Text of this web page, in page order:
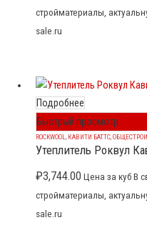
стройматериалы,
sale.ru
Подробнее
Быстрый просмотр
ROCKWOOL, КАВИТИ БАТТС,
Утеплитель Роквул
₽3,744.00 Цена за куб В
стройматериалы,
sale.ru